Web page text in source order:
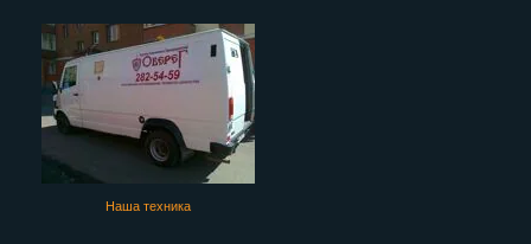
Наша техника